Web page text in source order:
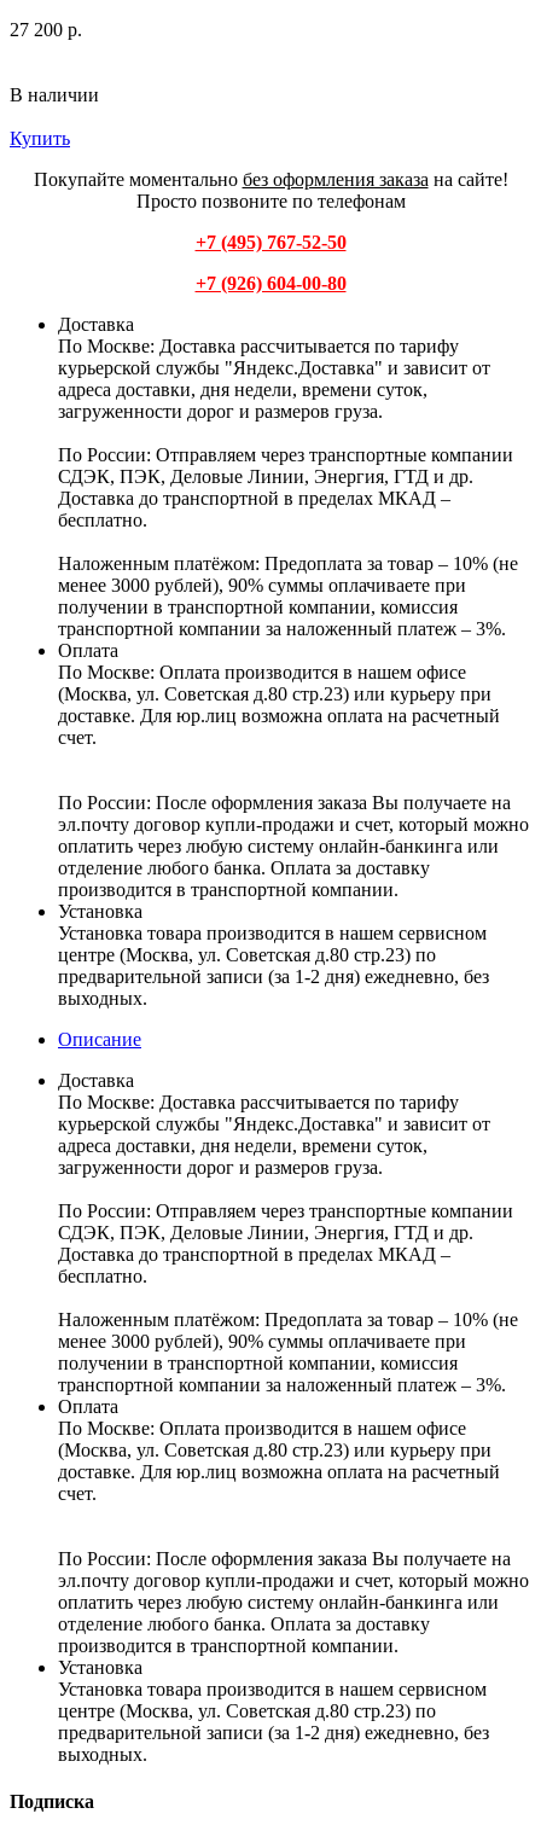
27 200 р.
В наличии
Купить
Покупайте моментально без оформления заказа на сайте!
Просто позвоните по телефонам
+7 (495) 767-52-50
+7 (926) 604-00-80
Доставка
По Москве: Доставка рассчитывается по тарифу
курьерской службы "Яндекс.Доставка" и зависит от
адреса доставки, дня недели, времени суток,
загруженности дорог и размеров груза.
По России: Отправляем через транспортные компании
СДЭК, ПЭК, Деловые Линии, Энергия, ГТД и др.
Доставка до транспортной в пределах МКАД –
бесплатно.
Наложенным платёжом: Предоплата за товар – 10% (не
менее 3000 рублей), 90% суммы оплачиваете при
получении в транспортной компании, комиссия
транспортной компании за наложенный платеж – 3%.
Оплата
По Москве: Оплата производится в нашем офисе
(Москва, ул. Советская д.80 стр.23) или курьеру при
доставке. Для юр.лиц возможна оплата на расчетный
счет.
По России: После оформления заказа Вы получаете на
эл.почту договор купли-продажи и счет, который можно
оплатить через любую систему онлайн-банкинга или
отделение любого банка. Оплата за доставку
производится в транспортной компании.
Установка
Установка товара производится в нашем сервисном
центре (Москва, ул. Советская д.80 стр.23) по
предварительной записи (за 1-2 дня) ежедневно, без
выходных.
Описание
Доставка
По Москве: Доставка рассчитывается по тарифу
курьерской службы "Яндекс.Доставка" и зависит от
адреса доставки, дня недели, времени суток,
загруженности дорог и размеров груза.
По России: Отправляем через транспортные компании
СДЭК, ПЭК, Деловые Линии, Энергия, ГТД и др.
Доставка до транспортной в пределах МКАД –
бесплатно.
Наложенным платёжом: Предоплата за товар – 10% (не
менее 3000 рублей), 90% суммы оплачиваете при
получении в транспортной компании, комиссия
транспортной компании за наложенный платеж – 3%.
Оплата
По Москве: Оплата производится в нашем офисе
(Москва, ул. Советская д.80 стр.23) или курьеру при
доставке. Для юр.лиц возможна оплата на расчетный
счет.
По России: После оформления заказа Вы получаете на
эл.почту договор купли-продажи и счет, который можно
оплатить через любую систему онлайн-банкинга или
отделение любого банка. Оплата за доставку
производится в транспортной компании.
Установка
Установка товара производится в нашем сервисном
центре (Москва, ул. Советская д.80 стр.23) по
предварительной записи (за 1-2 дня) ежедневно, без
выходных.
Подписка